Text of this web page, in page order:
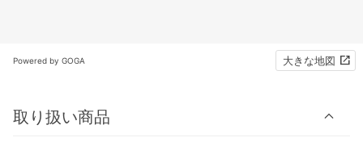
Powered by GOGA 大きな地図
取り扱い商品